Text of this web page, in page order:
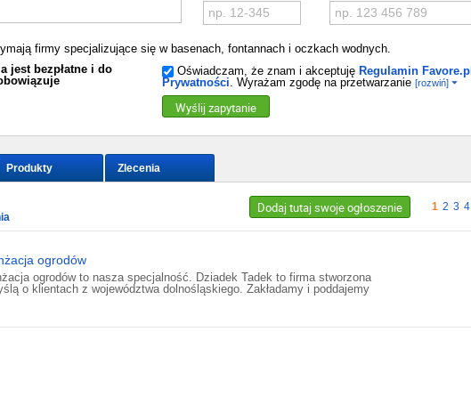
firmy specjalizujące się w basenach, fontannach i oczkach wodnych.
jest bezpłatne i do
Oświadczam, że znam i akceptuję Regulamin Favore.pl
Prywatności. Wyrażam zgodę na przetwarzanie [rozwiń]
Wyślij zapytanie
Produkty Zlecenia
Dodaj tutaj swoje ogłoszenie 1 2 3 4
ogrodów
ogrodów to nasza specjalność. Dziadek Tadek to firma stworzona
o klientach z województwa dolnośląskiego. Zakładamy i poddajemy